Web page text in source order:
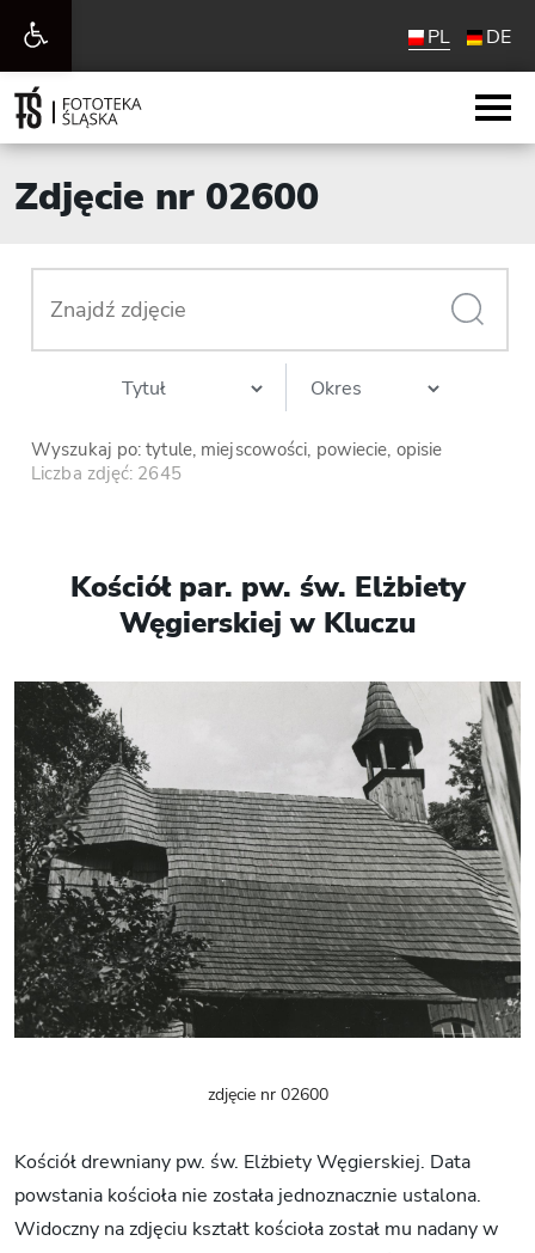
Otwórz
pasek
narzędzi
PL DE
Zdjęcie nr 02600
Wyszukaj po: tytule, miejscowości, powiecie, opisie
Liczba zdjęć: 2645
Kościół par. pw. św. Elżbiety
Węgierskiej w Kluczu
zdjęcie nr 02600
Kościół drewniany pw. św. Elżbiety Węgierskiej. Data
powstania kościoła nie została jednoznacznie ustalona.
Widoczny na zdjęciu kształt kościoła został mu nadany w